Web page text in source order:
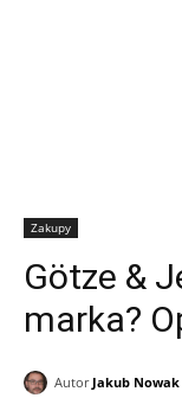
Zakupy
Götze &
marka?
Autor Jakub Nowak